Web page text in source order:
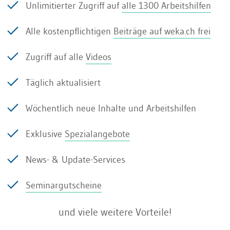
Ein gutes Kommunikationskonzept ist wie eine
definiert klare Ziele,
identifiziert Meilensteine
und weist den Weg um Hindernisse herum.
Wer schnell, gezielt und nachhaltig
als Leitfaden für die tägliche
Unlimitierter Zugriff auf alle 1300 Arbeitshilfen
Alle kostenpflichtigen Beiträge auf weka.ch frei
Zugriff auf alle Videos
Täglich aktualisiert
Wöchentlich neue Inhalte und Arbeitshilfen
Exklusive Spezialangebote
News- & Update-Services
Seminargutscheine
und viele weitere Vorteile!